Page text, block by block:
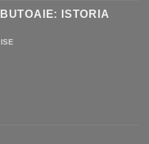
VINIFICAȚIEISTORIA